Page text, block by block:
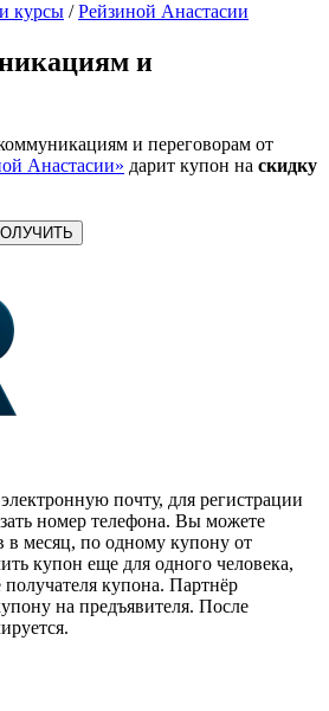
курсы /Рейзиной Анастасии
и
и переговорам от
Анастасии» дарит купон на скидку
почту, для регистрации
номер телефона. Вы можете
в месяц, по одному купону от
купон еще для одного человека,
купона. Партнёр
на предъявителя. После